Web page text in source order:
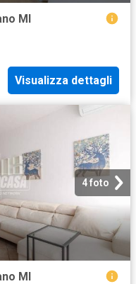
MI
Visualizza dettagli
4 foto
MI